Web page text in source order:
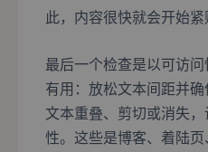
此，内容很快就会开始紧
最后一个检查是以可访
有用：放松文本间距并
文本重叠、剪切或消失
性。这些是博客、着陆